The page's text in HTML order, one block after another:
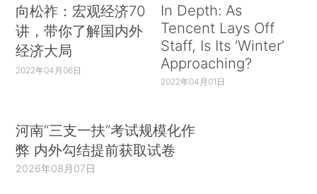
向松祚：宏观经济70
讲，带你了解国内外
经济大局
2022年04月06日
In Depth: As
Tencent Lays Off
Staff, Is Its ‘Winter’
Approaching?
2022年04月01日
河南“三支一扶”考试规模化作
弊 内外勾结提前获取试卷
2026年08月07日